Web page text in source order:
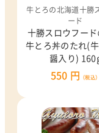
牛とろの北海道十勝
ード
十勝スロウフード
牛とろ丼のたれ(
醤入り)
550 円 （税込）